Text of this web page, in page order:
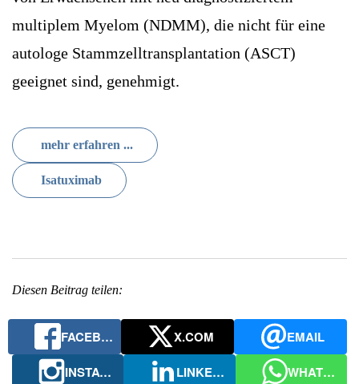
multiplem Myelom (NDMM), die nicht für eine
autologe Stammzelltransplantation (ASCT)
geeignet sind, genehmigt.
mehr erfahren ...
Isatuximab
Diesen Beitrag teilen:
FACEBOOK X.COM
EMAIL
INSTAGRAM
LINKEDIN WHATSAPP